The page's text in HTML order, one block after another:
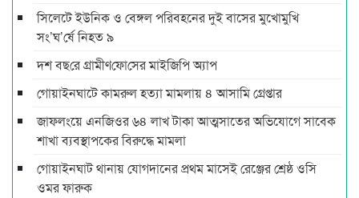
সিলেটে ইউনিক ও বেঙ্গল পরিবহনের দুই বাসের মুখোমুখি
সং’ঘ’র্ষে নিহত ৯
দশ বছ‌রে গ্রামীণ‌ফো‌সের মাইজিপি অ্যাপ
গোয়াইনঘাটে কামরুল হত্যা মামলায় ৪ আসামি গ্রেপ্তার
জাফলংয়ে এনজিওর ৬৪ লাখ টাকা আত্মসাতের অভিযোগে সাবেক
শাখা ব্যবস্থাপকের বিরুদ্ধে মামলা
গোয়াইনঘাট থানায় যোগদানের প্রথম মাসেই রেঞ্জের শ্রেষ্ঠ ওসি
ওমর ফারুক